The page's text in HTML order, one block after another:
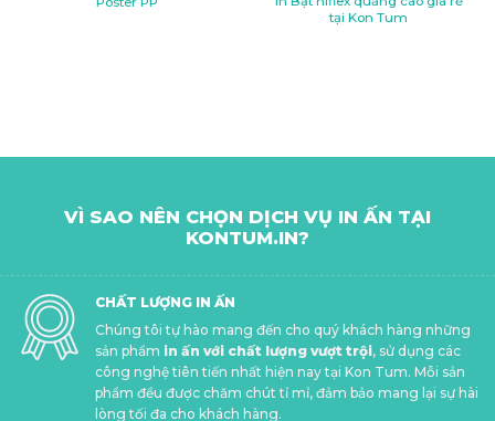
tại Kon Tum
VÌ SAO NÊN CHỌN DỊCH VỤ IN ẤN TẠI
KONTUM.IN?
CHẤT LƯỢNG IN ẤN
Chúng tôi tự hào mang đến cho quý khách hàng những
sản phẩm in ấn với chất lượng vượt trội, sử dụng các
công nghệ tiên tiến nhất hiện nay tại Kon Tum. Mỗi sản
phẩm đều được chăm chút tỉ mỉ, đảm bảo mang lại sự hài
lòng tối đa cho khách hàng.